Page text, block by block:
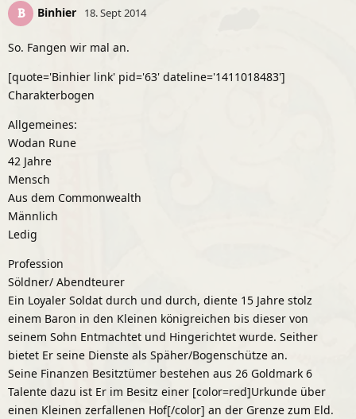
B Binhier 18. Sept 2014
So. Fangen wir mal an.
[quote='Binhier link' pid='63' dateline='1411018483']
Charakterbogen
Allgemeines:
Wodan Rune
42 Jahre
Mensch
Aus dem Commonwealth
Männlich
Ledig
Profession
Söldner/ Abendteurer
Ein Loyaler Soldat durch und durch, diente 15 Jahre stolz
einem Baron in den Kleinen königreichen bis dieser von
seinem Sohn Entmachtet und Hingerichtet wurde. Seither
bietet Er seine Dienste als Späher/Bogenschütze an.
Seine Finanzen Besitztümer bestehen aus 26 Goldmark 6
Talente dazu ist Er im Besitz einer [color=red]Urkunde über
einen Kleinen zerfallenen Hof[/color] an der Grenze zum Eld.